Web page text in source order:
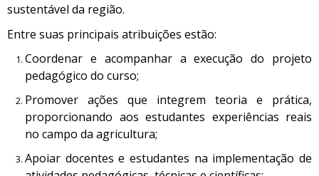
sustentável da região.
Entre suas principais atribuições estão:
Coordenar e acompanhar a execução do projeto
pedagógico do curso;
Promover ações que integrem teoria e prática,
proporcionando aos estudantes experiências reais
no campo da agricultura;
Apoiar docentes e estudantes na implementação de